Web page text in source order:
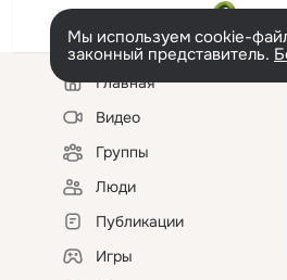
Мы используем cookie-
законный представитель.
Левая
колонкаГлавная
Видео
Группы
Люди
Публикации
Игры